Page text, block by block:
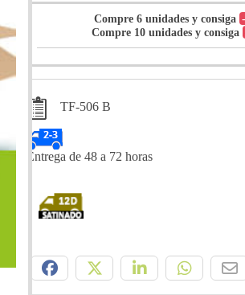
Compre 6 unidades y consiga
Compre 10 unidades y consiga
TF-506 B
Entrega de 48 a 72 horas